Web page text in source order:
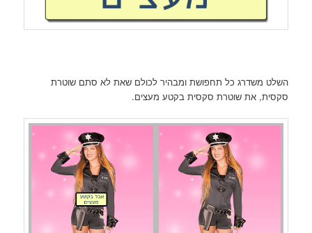
השלט משדרג כל תחפושת ומבהיר לכולם שאת לא סתם שוטרת
סקסית, את שוטרת סקסית בקטע מעצים.